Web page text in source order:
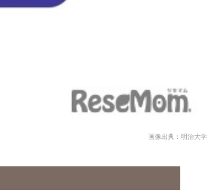
画像出典：明治大学